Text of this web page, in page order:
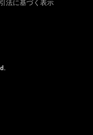
法に基づく表示